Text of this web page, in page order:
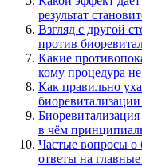
результат
Взгляд с другой
против
Какие
кому процедура
Как правильно
в чём
Частые вопросы о
ответы на